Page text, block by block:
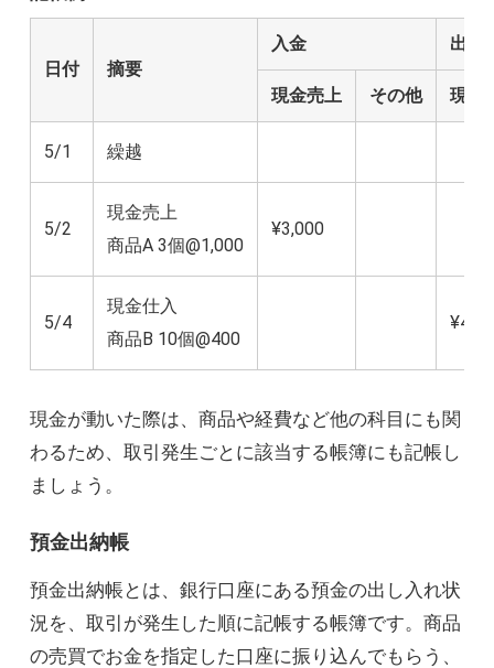
日付 摘要
入金 出金
現金売上 その他 現金
5/1 繰越
5/2
現金売上
商品A 3個@1,000
¥3,000
5/4
現金仕入
商品B 10個@400
現金が動いた際は、商品や経費など他の科目にも関
わるため、取引発生ごとに該当する帳簿にも記帳し
ましょう。
預金出納帳
預金出納帳とは、銀行口座にある預金の出し入れ状
況を、取引が発生した順に記帳する帳簿です。商品
の売買でお金を指定した口座に振り込んでもらう、